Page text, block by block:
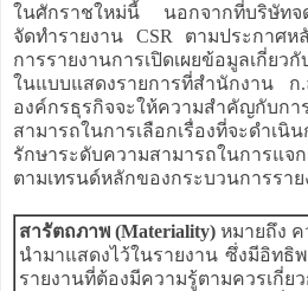
ในศักราชใหม่นี้ นอกจากที่บริษัทจ
จัดทำรายงาน CSR ตามประกาศ
การรายงานการเปิดเผยข้อมูลเกี่ย
ในแบบแสดงรายการที่สำนักงาน ก
องค์กรธุรกิจจะให้ความสำคัญกับกา
สามารถในการเลือกเรื่องที่จะดำ
รักษาระดับความสามารถในการแจก
ตามเทรนด์หลักของกระบวนการรา
สารัตถภาพ (Materiality) หมายถึง
นำมาแสดงไว้ในรายงาน ซึ่งมีอิทธิ
รายงานที่ต้องมีความรู้ตามควรเกี่ย